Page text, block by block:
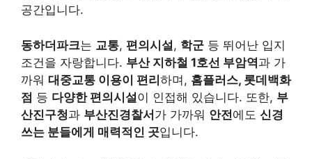
공간입니다.
동하더파크는 교통, 편의시설, 학군 등 뛰어난 입지
조건을 자랑합니다. 부산 지하철 1호선 부암역과 가
까워 대중교통 이용이 편리하며, 홈플러스, 롯데백화
점 등 다양한 편의시설이 인접해 있습니다. 또한, 부
산진구청과 부산진경찰서가 가까워 안전에도 신경
쓰는 분들에게 매력적인 곳입니다.